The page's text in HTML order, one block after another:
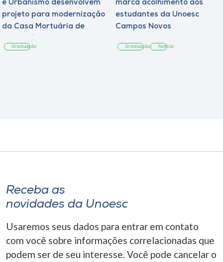
e Urbanismo desenvolvem
projeto para modernização
da Casa Mortuária de
Graduação
marca acolhimento aos
estudantes da Unoesc
Campos Novos
Graduação Notícia
Receba as
novidades da Unoesc
Usaremos seus dados para entrar em contato
com você sobre informações correlacionadas que
podem ser de seu interesse. Você pode cancelar o